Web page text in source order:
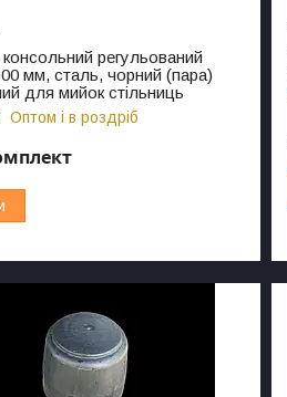
регульований
мм, сталь, чорний (пара)
для мийок стільниць
Оптом і в роздріб